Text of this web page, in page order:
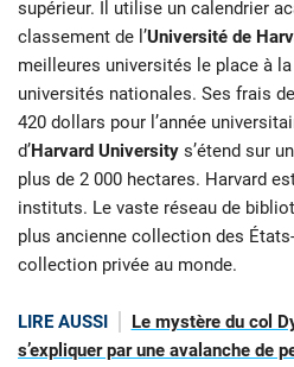
supérieur. Il utilise un calendrier
classement de l’Université de
meilleures universités le place à
universités nationales. Ses frais
420 dollars pour l’année
d’Harvard University s’étend sur
plus de 2 000 hectares. Harvard
instituts. Le vaste réseau de
plus ancienne collection des
collection privée au monde.
LIRE AUSSI
Le mystère du col
s’expliquer par une avalanche de